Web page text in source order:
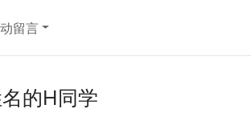
留言
的H同学